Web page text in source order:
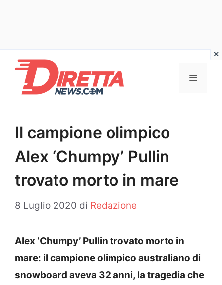
contenuto
Menu
Il campione olimpico
Alex ‘Chumpy’ Pullin
trovato morto in mare
8 Luglio 2020 di Redazione
Alex ‘Chumpy’ Pullin trovato morto in
mare: il campione olimpico australiano di
snowboard aveva 32 anni, la tragedia che